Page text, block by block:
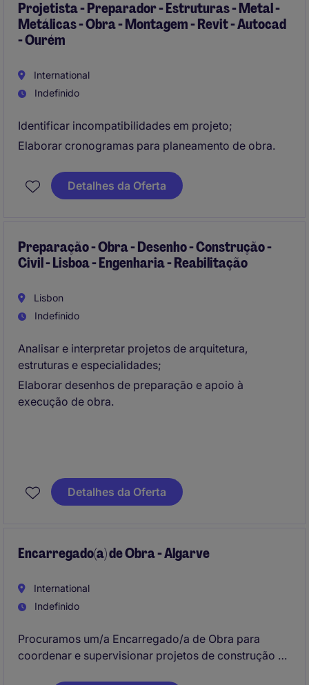
Projetista - Preparador - Estruturas - Metal -
Metálicas - Obra - Montagem - Revit - Autocad
- Ourém
International
Indefinido
Identificar incompatibilidades em projeto;
Elaborar cronogramas para planeamento de obra.
Detalhes da Oferta
Preparação - Obra - Desenho - Construção -
Civil - Lisboa - Engenharia - Reabilitação
Lisbon
Indefinido
Analisar e interpretar projetos de arquitetura,
estruturas e especialidades;
Elaborar desenhos de preparação e apoio à
execução de obra.
Detalhes da Oferta
Encarregado(a) de Obra - Algarve
International
Indefinido
Procuramos um/a Encarregado/a de Obra para
coordenar e supervisionar projetos de construção no